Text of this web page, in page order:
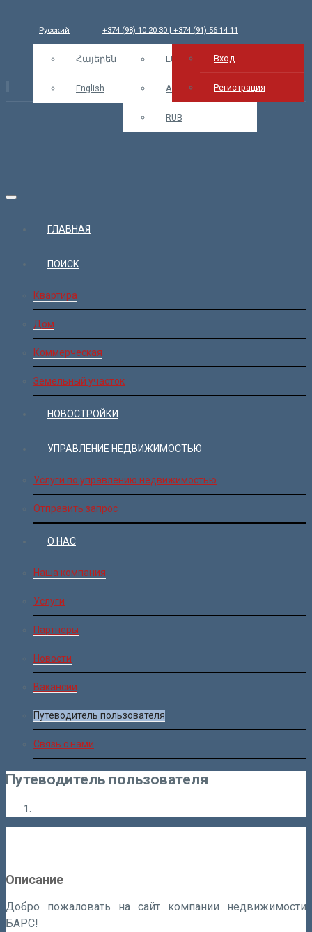
Русский
Հայերեն
English
+374 (98) 10 20 30 | +374 (91) 56 14 11
info@bars.am USD EUR
AMD
RUB
Вход Вход
Регистрация
ГЛАВНАЯ
ПОИСК
Квартира
Дом
Коммерческая
Земельный участок
НОВОСТРОЙКИ
УПРАВЛЕНИЕ НЕДВИЖИМОСТЬЮ
Услуги по управлению недвижимостью
Отправить запрос
О НАС
Наша компания
Услуги
Партнеры
Новости
Вакансии
Путеводитель пользователя
Связь с нами
Путеводитель пользователя
Описание
Добро пожаловать на сайт компании недвижимости
БАРС!